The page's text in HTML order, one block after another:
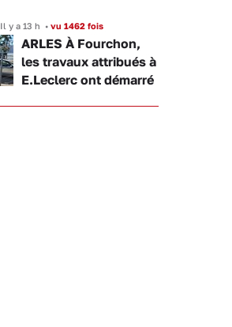
Il y a 13 h • vu 1462 fois
ARLES À Fourchon,
les travaux attribués à
E.Leclerc ont démarré